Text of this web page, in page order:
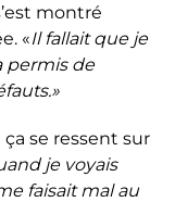
montré
«Il fallait que je
permis de
se ressent sur
je voyais
faisait mal au